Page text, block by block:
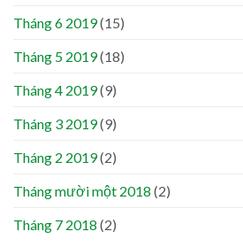
Tháng 6 2019(15)
Tháng 5 2019(18)
Tháng 4 2019(9)
Tháng 3 2019(9)
Tháng 2 2019(2)
Tháng mười một 2018 (2)
Tháng 7 2018 (2)